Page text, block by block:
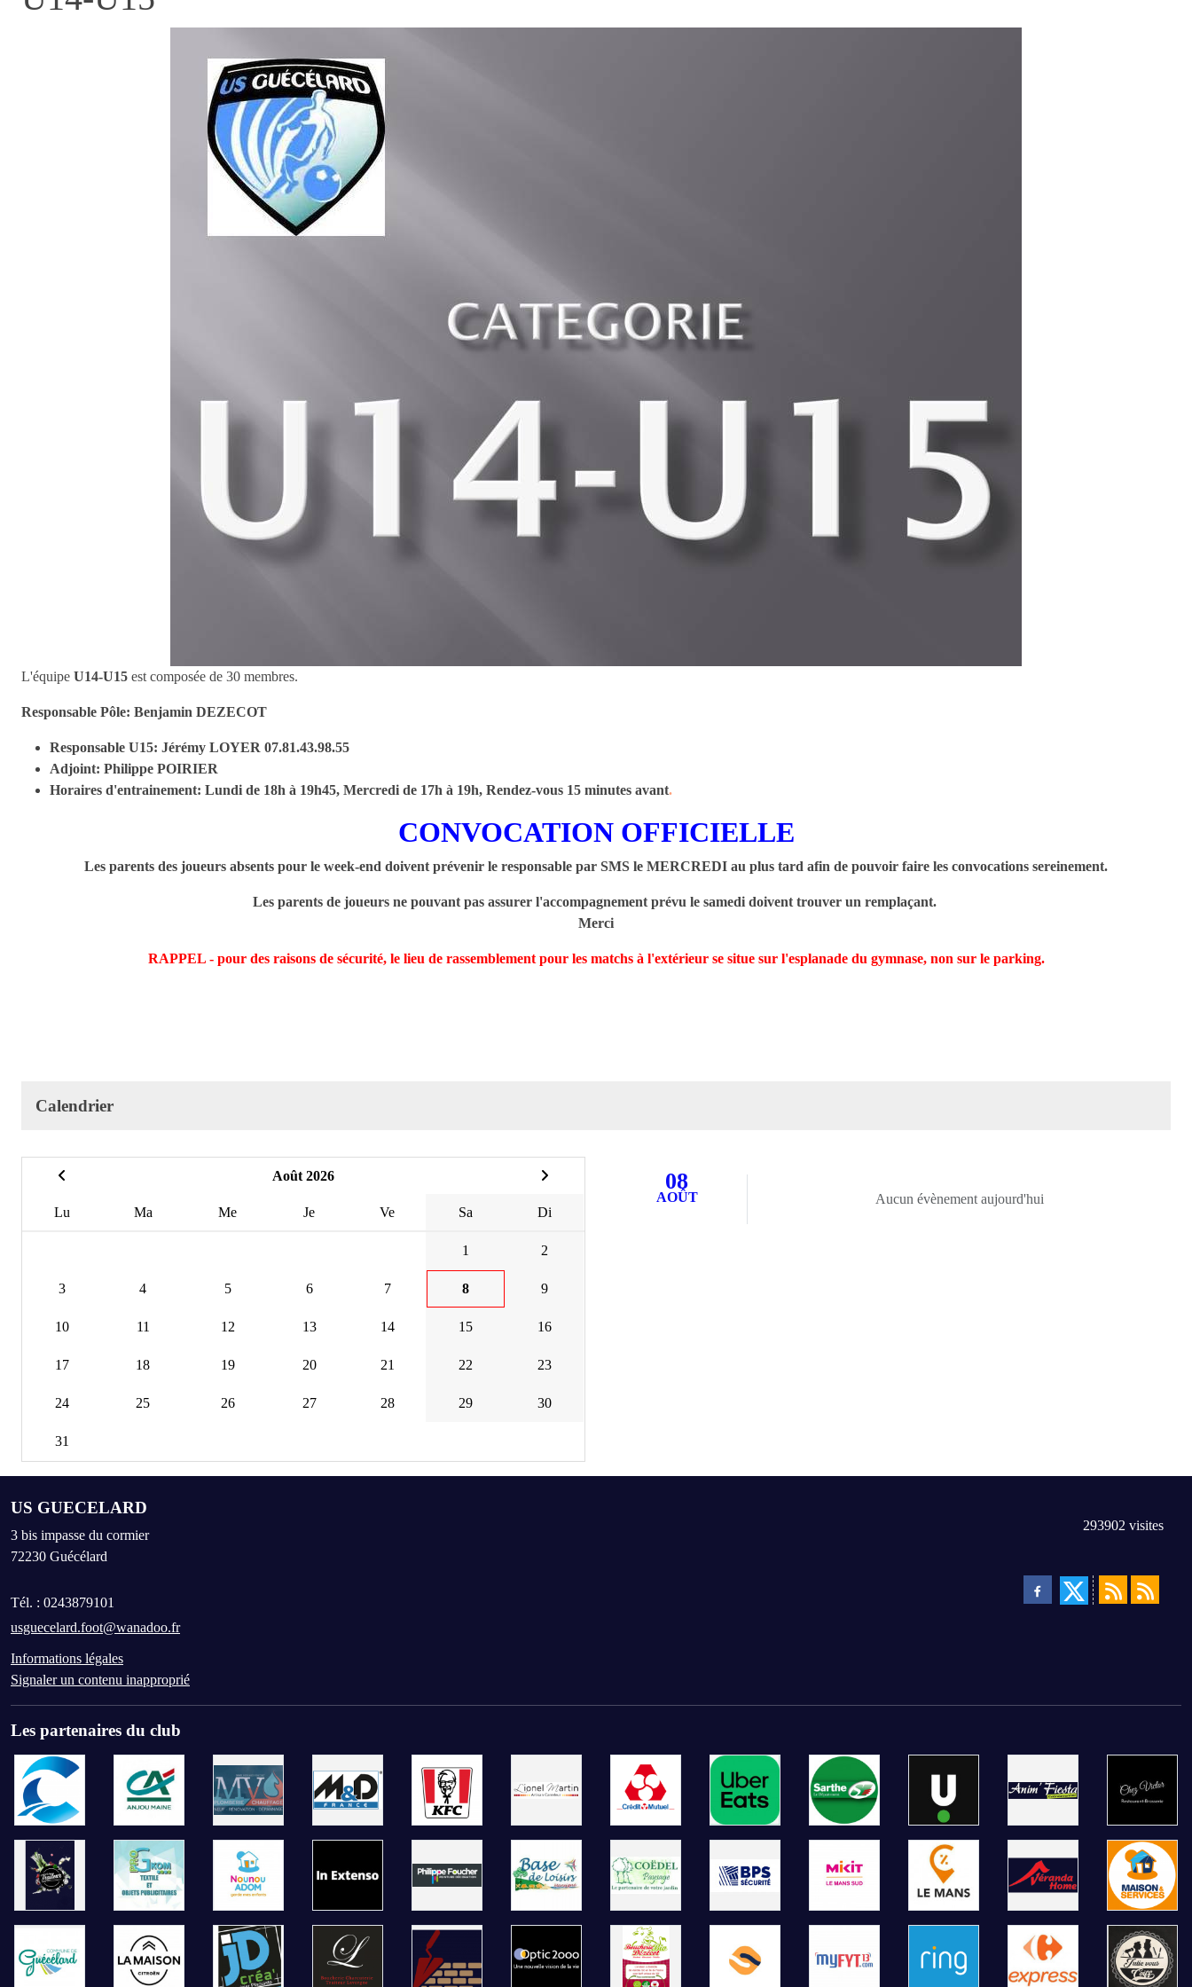
L'équipe U14-U15 est composée de 30 membres.
Responsable Pôle: Benjamin DEZECOT
Responsable U15: Jérémy LOYER 07.81.43.98.55
Adjoint: Philippe POIRIER
Horaires d'entrainement: Lundi de 18h à 19h45, Mercredi de 17h à 19h, Rendez-vous 15 minutes avant.
CONVOCATION OFFICIELLE
Les parents des joueurs absents pour le week-end doivent prévenir le responsable par SMS le MERCREDI au plus tard afin de pouvoir faire les convocations sereinement.
Les parents de joueurs ne pouvant pas assurer l'accompagnement prévu le samedi doivent trouver un remplaçant.
Merci
RAPPEL - pour des raisons de sécurité, le lieu de rassemblement pour les matchs à l'extérieur se situe sur l'esplanade du gymnase, non sur le parking.
Calendrier
Août 2026
Lu Ma Me Je Ve Sa Di
1 2
3 4 5 6 7 8 9
10 11 12 13 14 15 16
17 18 19 20 21 22 23
24 25 26 27 28 29 30
31
08
AOÛT Aucun évènement aujourd'hui
US GUECELARD
3 bis impasse du cormier
72230 Guécélard
Tél. : 0243879101
usguecelard.foot@wanadoo.fr
Informations légales
Signaler un contenu inapproprié
293902 visites
Les partenaires du club